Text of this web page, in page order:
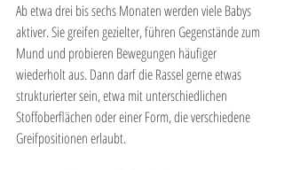
Ab etwa drei bis sechs Monaten werden viele Babys
aktiver. Sie greifen gezielter, führen Gegenstände zum
Mund und probieren Bewegungen häufiger
wiederholt aus. Dann darf die Rassel gerne etwas
strukturierter sein, etwa mit unterschiedlichen
Stoffoberflächen oder einer Form, die verschiedene
Greifpositionen erlaubt.